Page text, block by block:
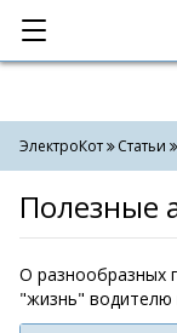
Категории
ЭлектроКот Статьи
Полезные
О разнообразных
"жизнь" водителю